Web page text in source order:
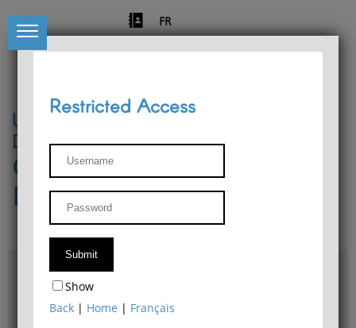
FR
University of Liège
Départment of Philosophy
Center for Phenomenological
Research
Access & maps
Philosophy Department Library
Restricted Access
Show
Back | Home | Français